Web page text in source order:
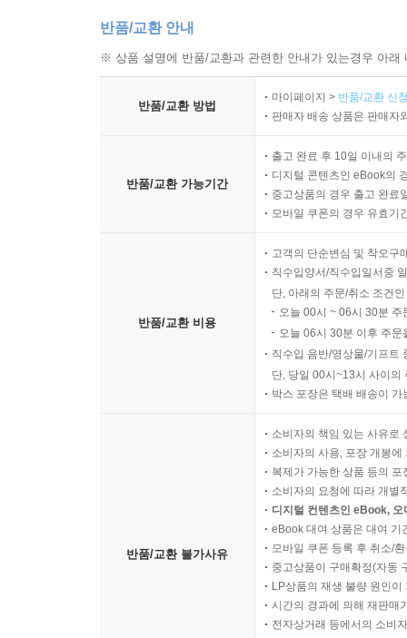
반품/교환 안내
※ 상품 설명에 반품/교환과 관련한 안내가 있는경우 아
반품/교환 방법
마이페이지 > 반품/교환 신
판매자 배송 상품은 판매자
반품/교환 가능기간
출고 완료 후 10일 이내의
디지털 콘텐츠인 eBook의
중고상품의 경우 출고 완료
모바일 쿠폰의 경우 유효기
반품/교환 비용
고객의 단순변심 및 착오구
직수입양서/직수입일서중
단, 아래의 주문/취소 조건
오늘 00시 ~ 06시 30분
오늘 06시 30분 이후 주
직수입 음반/영상물/기프트
단, 당일 00시~13시 사이의
박스 포장은 택배 배송이
반품/교환 불가사유
소비자의 책임 있는 사유로
소비자의 사용, 포장 개봉
복제가 가능한 상품 등의
소비자의 요청에 따라 개별
디지털 컨텐츠인 eBook,
eBook 대여 상품은 대여 기
모바일 쿠폰 등록 후 취소/
중고상품이 구매확정(자동
LP상품의 재생 불량 원인
시간의 경과에 의해 재판매
전자상거래 등에서의 소비